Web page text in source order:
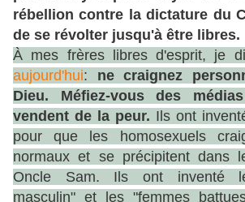
rébellion contre la dictature du
de se révolter jusqu'à être libres.
À mes frères libres d'esprit, je
aujourd'hui: ne craignez
Dieu. Méfiez-vous des
vendent de la peur. Ils ont
pour que les homosexuels
normaux et se précipitent dans
Oncle Sam. Ils ont inventé
masculin" et les "femmes